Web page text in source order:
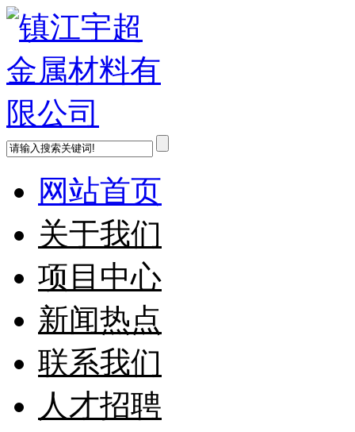
网站首页
关于我们
项目中心
新闻热点
联系我们
人才招聘